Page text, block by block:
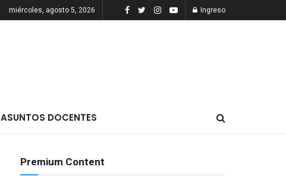
miércoles, agosto 5, 2026 Ingreso
ASUNTOS DOCENTES
Premium Content